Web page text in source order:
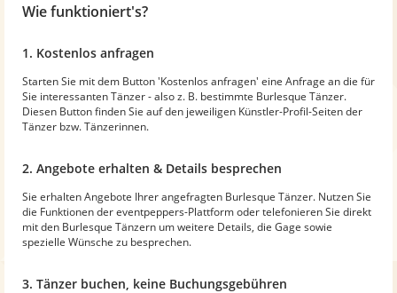
Wie funktioniert's?
1. Kostenlos anfragen
Starten Sie mit dem Button 'Kostenlos anfragen' eine Anfrage an die für
Sie interessanten Tänzer - also z. B. bestimmte Burlesque Tänzer.
Diesen Button finden Sie auf den jeweiligen Künstler-Profil-Seiten der
Tänzer bzw. Tänzerinnen.
2. Angebote erhalten & Details besprechen
Sie erhalten Angebote Ihrer angefragten Burlesque Tänzer. Nutzen Sie
die Funktionen der eventpeppers-Plattform oder telefonieren Sie direkt
mit den Burlesque Tänzern um weitere Details, die Gage sowie
spezielle Wünsche zu besprechen.
3. Tänzer buchen, keine Buchungsgebühren